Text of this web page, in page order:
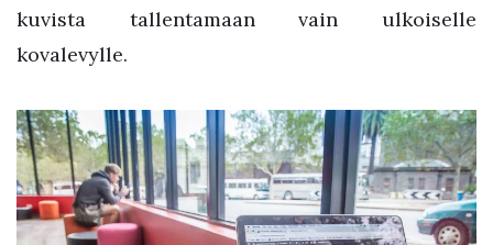
kuvista tallentamaan vain ulkoiselle
kovalevylle.